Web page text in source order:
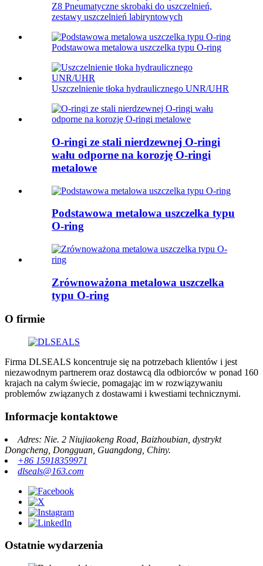
Z8 Pneumatyczne skrobaki do uszczelnień,
zestawy uszczelnień labiryntowych
Podstawowa metalowa uszczelka typu O-ring
Uszczelnienie tłoka hydraulicznego UNR/UHR
O-ringi ze stali nierdzewnej O-ringi
wału odporne na korozję O-ringi
metalowe
Podstawowa metalowa uszczelka typu
O-ring
Zrównoważona metalowa uszczelka
typu O-ring
O firmie
Firma DLSEALS koncentruje się na potrzebach klientów i jest
niezawodnym partnerem oraz dostawcą dla odbiorców w ponad 160
krajach na całym świecie, pomagając im w rozwiązywaniu
problemów związanych z dostawami i kwestiami technicznymi.
Informacje kontaktowe
Adres: Nie. 2 Niujiaokeng Road, Baizhoubian, dystrykt
Dongcheng, Dongguan, Guangdong, Chiny.
+86 15918359971
dlseals@163.com
Ostatnie wydarzenia